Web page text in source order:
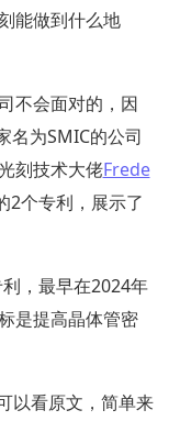
能做到什么地
不会面对的，因
名为SMIC的公司
刻技术大佬Frede
2个专利，展示了
，最早在2024年
是提高晶体管密
以看原文，简单来